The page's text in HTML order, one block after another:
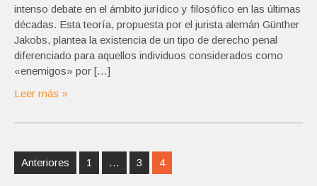
intenso debate en el ámbito jurídico y filosófico en las últimas
décadas. Esta teoría, propuesta por el jurista alemán Günther
Jakobs, plantea la existencia de un tipo de derecho penal
diferenciado para aquellos individuos considerados como
«enemigos» por […]
Leer más »
Navegación
de
Anteriores 1 … 3 4